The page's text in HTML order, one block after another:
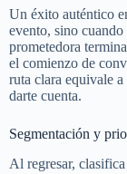
Un éxito auténtico
evento, sino cuando
prometedora
el comienzo de
ruta clara equivale
darte cuenta.
Segmentación y
Al regresar,